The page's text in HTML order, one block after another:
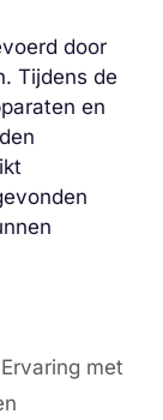
door
Tijdens de
en
met